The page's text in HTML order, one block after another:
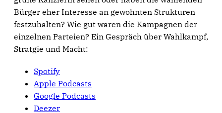
Bürger eher Interesse an gewohnten Strukturen
festzuhalten? Wie gut waren die Kampagnen der
einzelnen Parteien? Ein Gespräch über Wahlkampf,
Stratgie und Macht:
Spotify
Apple Podcasts
Google Podcasts
Deezer